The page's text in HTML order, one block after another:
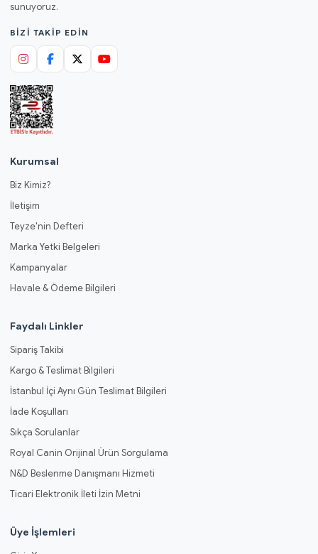
sunuyoruz.
BIZI TAKIP EDIN
Kurumsal
Biz Kimiz?
İletişim
Teyze'nin Defteri
Marka Yetki Belgeleri
Kampanyalar
Havale & Ödeme Bilgileri
Faydalı Linkler
Sipariş Takibi
Kargo & Teslimat Bilgileri
İstanbul İçi Aynı Gün Teslimat Bilgileri
İade Koşulları
Sıkça Sorulanlar
Royal Canin Orijinal Ürün Sorgulama
N&D Beslenme Danışmanı Hizmeti
Ticari Elektronik İleti İzin Metni
Üye İşlemleri